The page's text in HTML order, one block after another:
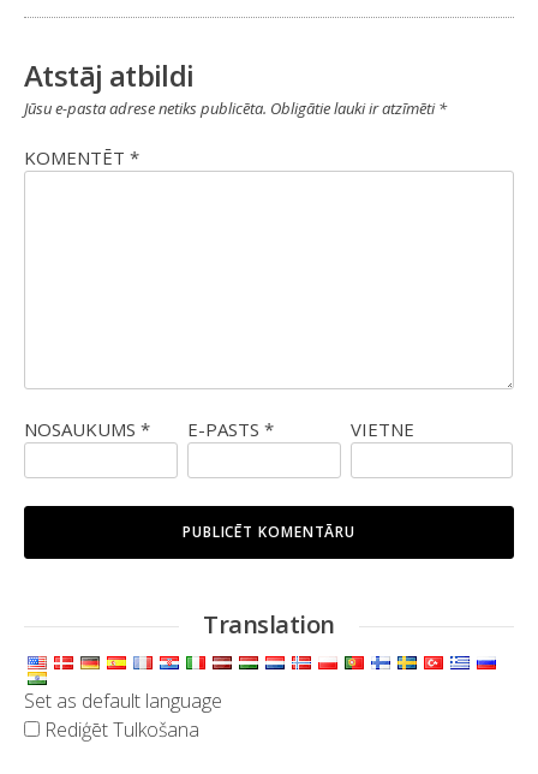
Atstāj atbildi
Jūsu e-pasta adrese netiks publicēta. Obligātie lauki ir atzīmēti*
KOMENTĒT *
NOSAUKUMS * E-PASTS * VIETNE
Translation
Set as default language
Rediģēt Tulkošana